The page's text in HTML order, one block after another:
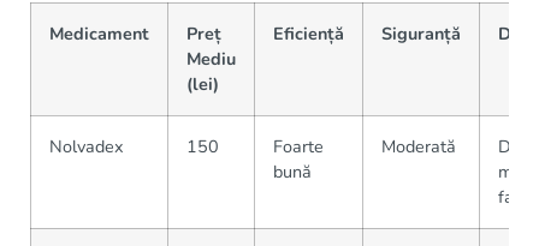
Medicament
Preț
Mediu
(lei)
Eficiență Siguranță
Nolvadex 150
Foarte
bună
Moderată